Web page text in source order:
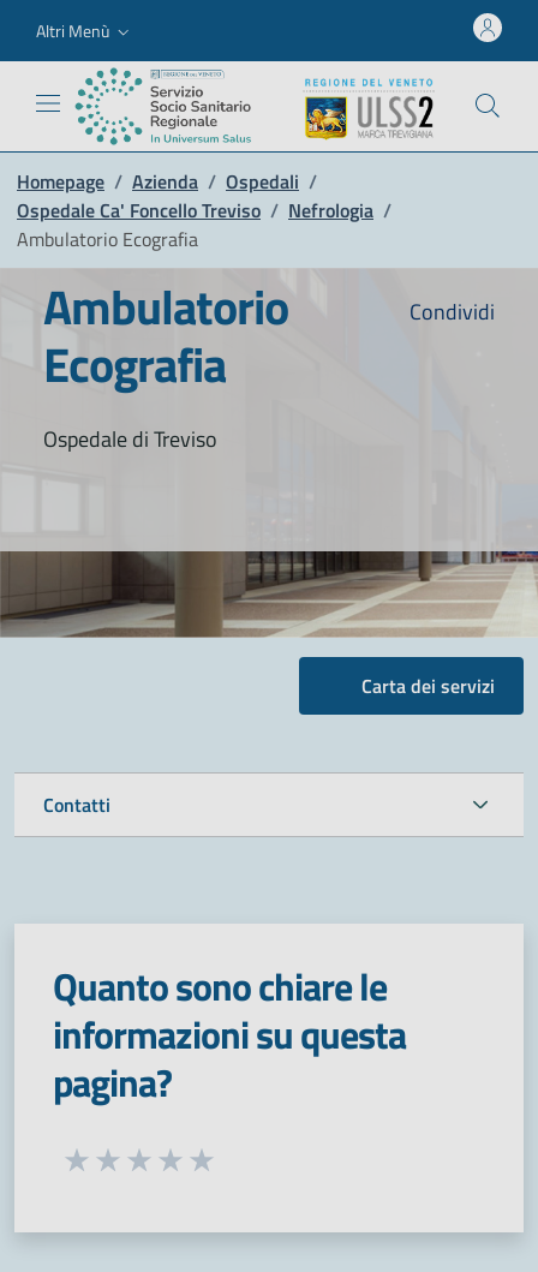
Altri Menù
Homepage / Azienda / Ospedali /
Ospedale Ca' Foncello Treviso / Nefrologia /
Ambulatorio Ecografia
Condividi
Ambulatorio
Ecografia
Ospedale di Treviso
Carta dei servizi
Contatti
Quanto sono chiare le
informazioni su questa
pagina?
Seleziona una valutazione da 1 a 5 stelle